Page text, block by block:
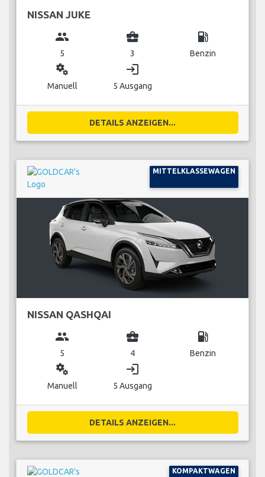
NISSAN JUKE
group
5
business_center
3
local_gas_station
Benzin
miscellaneous_services
Manuell
login
5 Ausgang
DETAILS ANZEIGEN...
MITTELKLASSEWAGEN
NISSAN QASHQAI
group
5
business_center
4
local_gas_station
Benzin
miscellaneous_services
Manuell
login
5 Ausgang
DETAILS ANZEIGEN...
KOMPAKTWAGEN